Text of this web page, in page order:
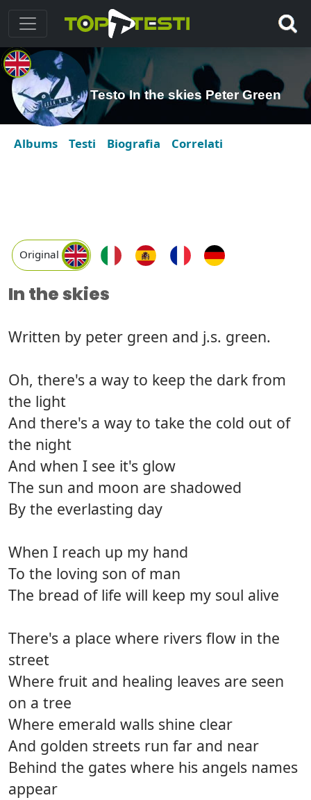
Testo In the skies Peter Green
Albums Testi Biografia Correlati
Original
In the skies
Written by peter green and j.s. green.
Oh, there's a way to keep the dark from
the light
And there's a way to take the cold out of
the night
And when I see it's glow
The sun and moon are shadowed
By the everlasting day
When I reach up my hand
To the loving son of man
The bread of life will keep my soul alive
There's a place where rivers flow in the
street
Where fruit and healing leaves are seen
on a tree
Where emerald walls shine clear
And golden streets run far and near
Behind the gates where his angels names
appear